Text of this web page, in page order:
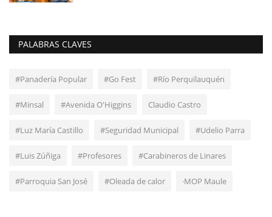
PALABRAS CLAVES
#Panadería Popular #Go Fest #Río Perquilauquén
#Minsal #Avenida O'Higgins Claudio Castro
#Luz María Castillo #Seguridad Municipal #Udelio Parra
#Luis Zúñiga #Profesores #Carabineros de Linares
#Parroquia San José #Oleada de calor ·MOP Maule